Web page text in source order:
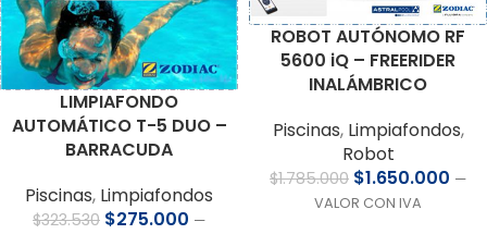
LIMPIAFONDO
AUTOMÁTICO T-5 DUO –
BARRACUDA
Piscinas, Limpiafondos
$323.530 $275.000 —
ROBOT AUTÓNOMO RF
5600 iQ – FREERIDER
INALÁMBRICO
Piscinas, Limpiafondos,
Robot
$1.785.000 $1.650.000 —
VALOR CON IVA